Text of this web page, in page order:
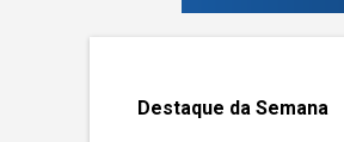
Destaque da Semana